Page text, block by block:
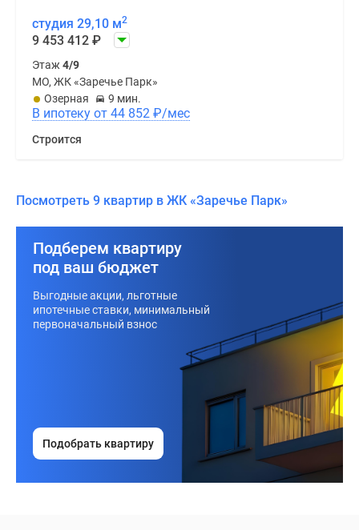
студия 29,10 м2
9 453 412 ₽
Этаж 4/9
МО, ЖК «Заречье Парк»
Озерная
9 мин.
В ипотеку от 44 852 ₽/мес
Строится
Посмотреть 9 квартир в ЖК «Заречье Парк»
Подберем квартиру
под ваш бюджет
Выгодные акции, льготные
ипотечные ставки, минимальный
первоначальный взнос
Подобрать квартиру